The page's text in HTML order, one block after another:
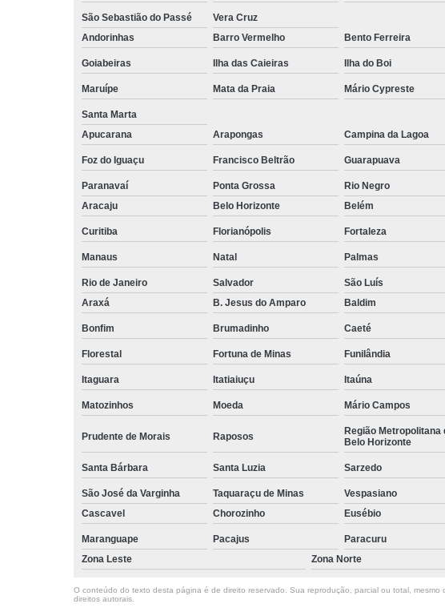
São Sebastião do Passé
Vera Cruz
Andorinhas
Barro Vermelho Bento Ferreira
Goiabeiras Ilha das Caieiras Ilha do Boi
Maruípe Mata da Praia Mário Cypreste
Santa Marta
Apucarana
Arapongas Campina da Lagoa
Foz do Iguaçu Francisco Beltrão Guarapuava
Paranavaí Ponta Grossa Rio Negro
Aracaju
Belo Horizonte Belém
Curitiba Florianópolis Fortaleza
Manaus Natal Palmas
Rio de Janeiro Salvador São Luís
Araxá
B. Jesus do Amparo Baldim
Bonfim Brumadinho Caeté
Florestal Fortuna de Minas Funilândia
Itaguara Itatiaiuçu Itaúna
Matozinhos Moeda Mário Campos
Prudente de Morais Raposos
Região Metropolitana
Belo Horizonte
Santa Bárbara Santa Luzia Sarzedo
São José da Varginha Taquaraçu de Minas
Vespasiano
Cascavel
Chorozinho Eusébio
Maranguape Pacajus Paracuru
Zona Leste
Zona Norte
O conteúdo do texto desta página é de direito reservado. Sua reprodução, parcial ou total,
direitos autorais